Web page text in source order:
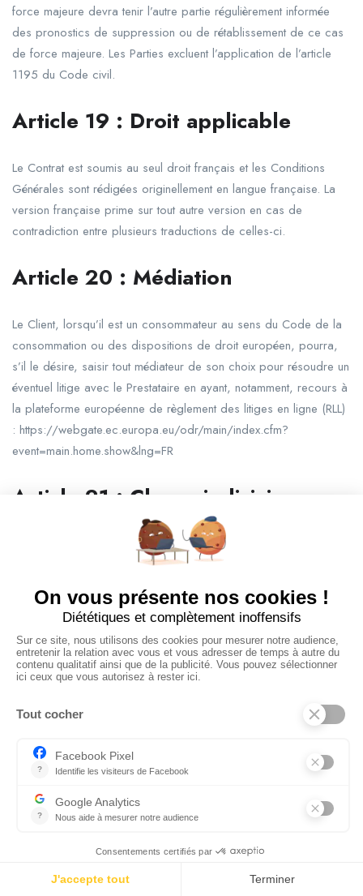
force majeure devra tenir l’autre partie régulièrement informée
des pronostics de suppression ou de rétablissement de ce cas
de force majeure. Les Parties excluent l’application de l’article
1195 du Code civil.
Article 19 : Droit applicable
Le Contrat est soumis au seul droit français et les Conditions
Générales sont rédigées originellement en langue française. La
version française prime sur tout autre version en cas de
contradiction entre plusieurs traductions de celles-ci.
Article 20 : Médiation
Le Client, lorsqu’il est un consommateur au sens du Code de la
consommation ou des dispositions de droit européen, pourra,
s’il le désire, saisir tout médiateur de son choix pour résoudre un
éventuel litige avec le Prestataire en ayant, notamment, recours à
la plateforme européenne de règlement des litiges en ligne (RLL)
: https://webgate.ec.europa.eu/odr/main/index.cfm?
event=main.home.show&lng=FR
Article 21 : Clause judiciaire
Tout différend qui naîtra de l’interprétation, de l’exécution, de
l’inexécution, ou des suites ou conséquences du Contrat sera
soumis à la connaissance exclusive du Tribunal de commerce
de Saint-Etienne. Les Parties s’engagent à se notifier au préalable
leurs griefs avant la saisine de toute juridiction, étant observé
que l’engagement de pourparlers transactionnels n’interrompt
pas les délais de prescription.